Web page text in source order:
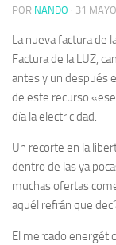
POR NANDO · 31
La nueva factura de
Factura de la LUZ,
antes y un después
de este recurso
día la electricidad.
Un recorte en la
dentro de las ya
muchas ofertas
aquél refrán que
El mercado